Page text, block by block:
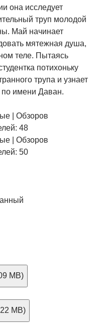
она исследует
труп молодой
Май начинает
мятежная душа,
теле. Пытаясь
потихоньку
трупа и узнает
имени Даван.
| Обзоров
48
| Обзоров
50
MB)
MB)